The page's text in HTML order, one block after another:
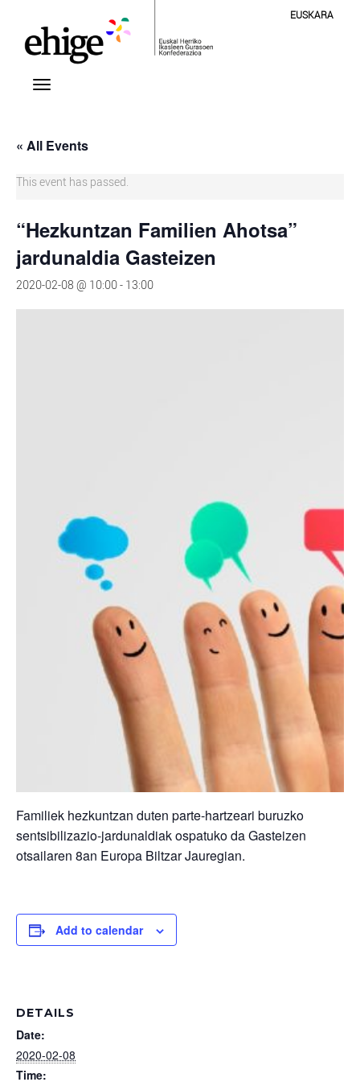
EUSKARA
« All Events
This event has passed.
“Hezkuntzan Familien Ahotsa”
jardunaldia Gasteizen
2020-02-08 @ 10:00- 13:00
Familiek hezkuntzan duten parte-hartzeari buruzko
sentsibilizazio-jardunaldiak ospatuko da Gasteizen
otsailaren 8an Europa Biltzar Jauregian.
Add to calendar
DETAILS
Date:
2020-02-08
Time: